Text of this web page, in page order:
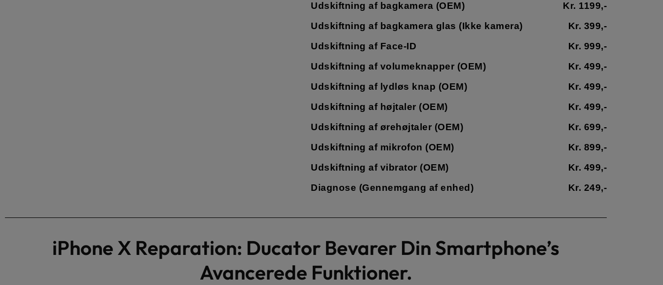
Udskiftning af bagkamera (OEM)
Kr. 1199,-
Udskiftning af bagkamera glas (Ikke kamera)
Kr. 399,-
Udskiftning af Face-ID
Kr. 999,-
Udskiftning af volumeknapper (OEM)
Kr. 499,-
Udskiftning af lydløs knap (OEM)
Kr. 499,-
Udskiftning af højtaler (OEM)
Kr. 499,-
Udskiftning af ørehøjtaler (OEM)
Kr. 699,-
Udskiftning af mikrofon (OEM)
Kr. 899,-
Udskiftning af vibrator (OEM)
Kr. 499,-
Diagnose (Gennemgang af enhed)
Kr. 249,-
iPhone X Reparation: Ducator Bevarer Din Smartphone’s
Avancerede Funktioner.